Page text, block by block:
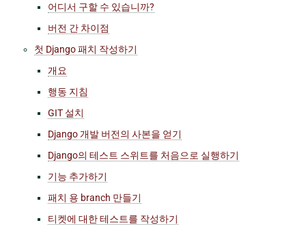
어디서 구할 수 있습니까?
버전 간 차이점
첫 Django 패치 작성하기
개요
행동 지침
GIT 설치
Django 개발 버전의 사본을 얻기
Django의 테스트 스위트를 처음으로 실행하기
기능 추가하기
패치 용 branch 만들기
티켓에 대한 테스트를 작성하기